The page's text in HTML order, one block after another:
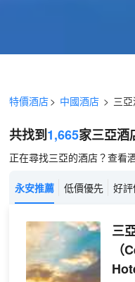
特價酒店> 中國酒店 > 三亞
共找到1,665家三亞酒
正在尋找三亞的酒店？查看
永安推薦 低價優先 好
三